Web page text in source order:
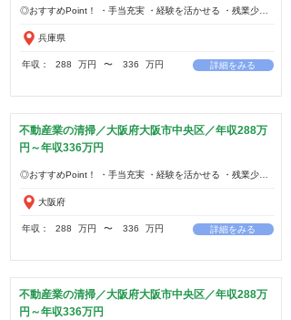
兵庫県
年収： 288 万円 ​〜 336 万円 詳細をみる
不動産業の清掃／大阪府大阪市中央区／年収288万
円～年収336万円
大阪府
年収： 288 万円 ​〜 336 万円 詳細をみる
不動産業の清掃／大阪府大阪市中央区／年収288万
円～年収336万円